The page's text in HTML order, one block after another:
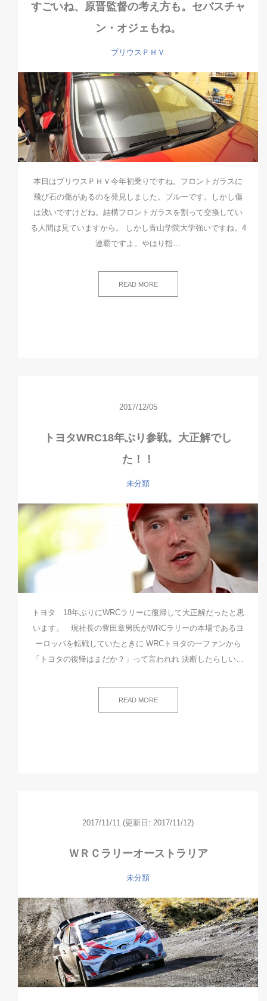
すごいね、原晋監督の考え方も。セバスチャ
ン・オジェもね。
プリウスＰＨＶ
本日はプリウスＰＨＶ今年初乗りですね。フロントガラスに
飛び石の傷があるのを発見しました。ブルーです。しかし傷
は浅いですけどね。結構フロントガラスを割って交換してい
る人間は見ていますから。 しかし青山学院大学強いですね。4
連覇ですよ。やはり指…
READ MORE
2017/12/05
トヨタWRC18年ぶり参戦。大正解でし
た！！
未分類
トヨタ 18年ぶりにWRCラリーに復帰して大正解だったと思
います。 現社長の豊田章男氏がWRCラリーの本場であるヨ
ーロッパを転戦していたときに WRCトヨタの一ファンから
「トヨタの復帰はまだか？」って言われれ 決断したらしい…
READ MORE
2017/11/11 (更新日: 2017/11/12)
ＷＲＣラリーオーストラリア
未分類